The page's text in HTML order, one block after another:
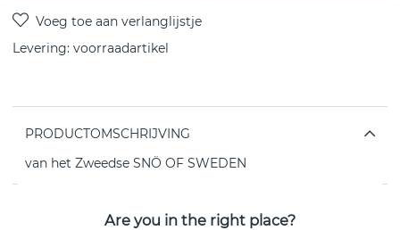
Levering: voorraadartikel
PRODUCTOMSCHRIJVING
van het Zweedse SNÖ OF SWEDEN
EIGENSCHAPPENAre you in the right place?